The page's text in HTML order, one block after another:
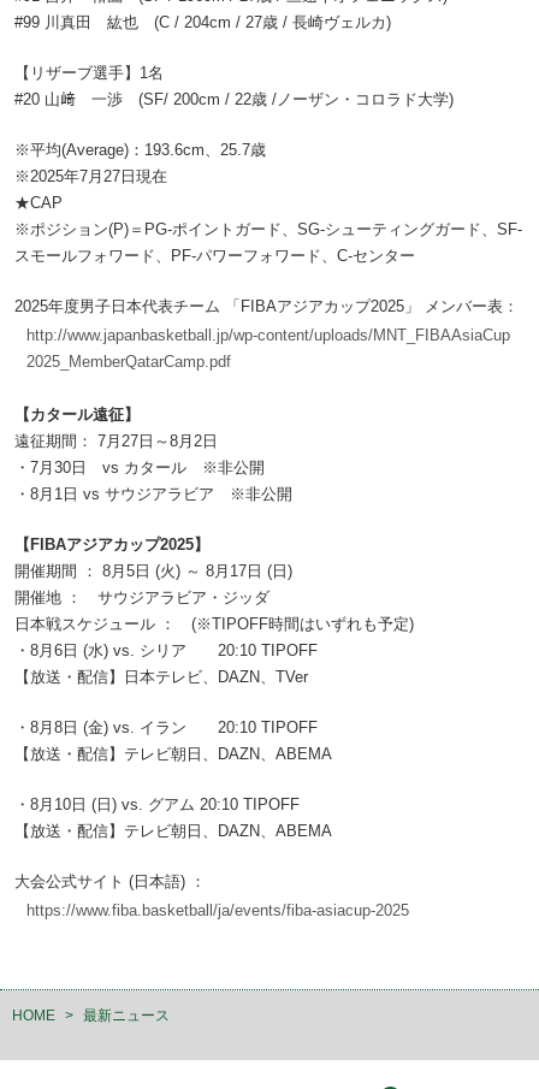
#99 川真田 紘也 (C / 204cm / 27歳 / 長崎ヴェルカ)
【リザーブ選手】1名
#20 山﨑 一渉 (SF/ 200cm / 22歳 /ノーザン・コロラド大学)
※平均(Average)：193.6cm、25.7歳
※2025年7月27日現在
★CAP
※ポジション(P)＝PG-ポイントガード、SG-シューティングガード、SF-
スモールフォワード、PF-パワーフォワード、C-センター
2025年度男子日本代表チーム 「FIBAアジアカップ2025」 メンバー表：
http://www.japanbasketball.jp/wp-content/uploads/MNT_FIBAAsiaCup
2025_MemberQatarCamp.pdf
【カタール遠征】
遠征期間： 7月27日～8月2日
・7月30日 vs カタール ※非公開
・8月1日 vs サウジアラビア ※非公開
【FIBAアジアカップ2025】
開催期間 ： 8月5日 (火) ～ 8月17日 (日)
開催地 ： サウジアラビア・ジッダ
日本戦スケジュール ： (※TIPOFF時間はいずれも予定)
・8月6日 (水) vs. シリア 20:10 TIPOFF
【放送・配信】日本テレビ、DAZN、TVer
・8月8日 (金) vs. イラン 20:10 TIPOFF
【放送・配信】テレビ朝日、DAZN、ABEMA
・8月10日 (日) vs. グアム 20:10 TIPOFF
【放送・配信】テレビ朝日、DAZN、ABEMA
大会公式サイト (日本語) ：
https://www.fiba.basketball/ja/events/fiba-asiacup-2025
HOME > 最新ニュース